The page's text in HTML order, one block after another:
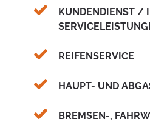
KUNDENDIENST /
REIFENSERVICE
HAUPT- UND
BREMSEN-,